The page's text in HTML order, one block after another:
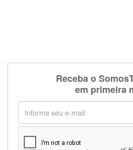
Receba o
em primeira